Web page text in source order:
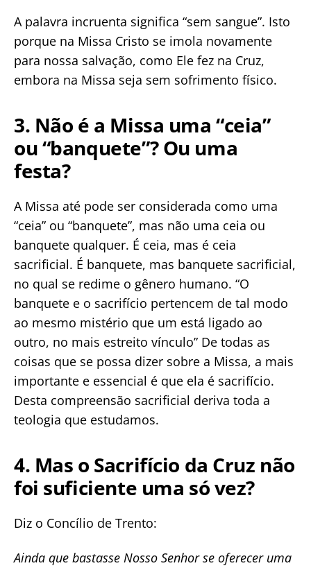
A palavra incruenta significa “sem sangue”. Isto
porque na Missa Cristo se imola novamente
para nossa salvação, como Ele fez na Cruz,
embora na Missa seja sem sofrimento físico.
3. Não é a Missa uma “ceia”
ou “banquete”? Ou uma
festa?
A Missa até pode ser considerada como uma
“ceia” ou “banquete”, mas não uma ceia ou
banquete qualquer. É ceia, mas é ceia
sacrificial. É banquete, mas banquete sacrificial,
no qual se redime o gênero humano. “O
banquete e o sacrifício pertencem de tal modo
ao mesmo mistério que um está ligado ao
outro, no mais estreito vínculo” De todas as
coisas que se possa dizer sobre a Missa, a mais
importante e essencial é que ela é sacrifício.
Desta compreensão sacrificial deriva toda a
teologia que estudamos.
4. Mas o Sacrifício da Cruz não
foi suficiente uma só vez?
Diz o Concílio de Trento:
Ainda que bastasse Nosso Senhor se oferecer uma